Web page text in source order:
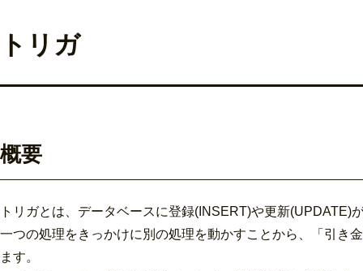
トリガ
概要
トリガとは、データベースに登録(INSERT)や更新
一つの処理をきっかけに別の処理を動かすことから、「引き
ます。